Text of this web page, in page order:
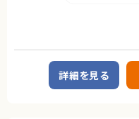
★ サービス全体を俯瞰した技
★ 複数案件を並行して推進する
ー経験を最大限活かせます
・3名以上のメンバーマネジメン
・提案・要件定義・折衝などの
業務内容
HR領域のクラウドサービスを提
詳細を見る